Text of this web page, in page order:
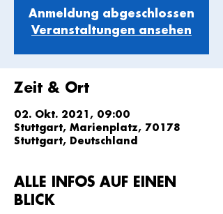
Anmeldung abgeschlossen
Veranstaltungen ansehen
Zeit & Ort
02. Okt. 2021, 09:00
Stuttgart, Marienplatz, 70178
Stuttgart, Deutschland
ALLE INFOS AUF EINEN
BLICK